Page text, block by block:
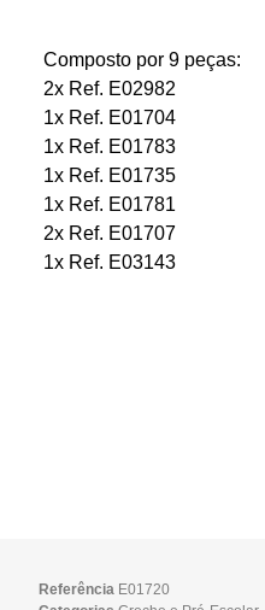
Composto por 9 peças:
2x Ref. E02982
1x Ref. E01704
1x Ref. E01783
1x Ref. E01735
1x Ref. E01781
2x Ref. E01707
1x Ref. E03143
Referência E01720